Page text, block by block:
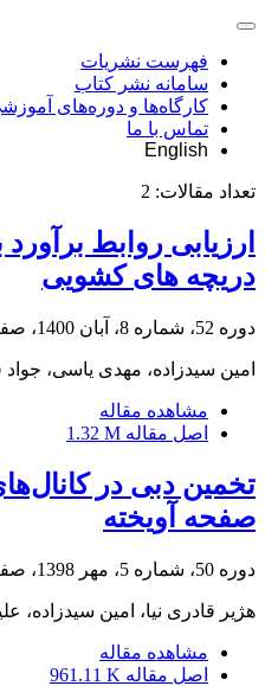
فهرست نشریات
سامانه نشر کتاب
کارگاه‌ها و دوره‌های
تماس با ما
English
تعداد مقالات: 2
ارزیابی روابط
دریچه های کشویی
دوره 52، شماره 8، آبان 1400، صفحه
امین سیدزاده، مهدی یاسی،
مشاهده مقاله
اصل مقاله 1.32 M
تخمین دبی در
صفحه آویخته
دوره 50، شماره 5، مهر 1398، صفحه
هژیر قادری نیا، امین سیدزاده،
مشاهده مقاله
اصل مقاله 961.11 K